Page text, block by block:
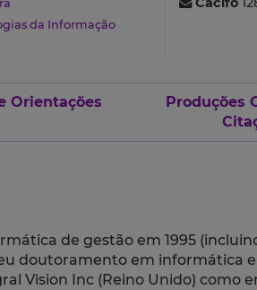
da Informação
Orientações
Produções
de gestão em 1995
doutoramento em
Vision Inc (Reino Unido) como